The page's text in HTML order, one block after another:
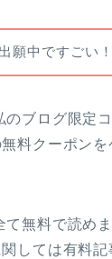
願中ですごい！
のブログ限定
料クーポンを
て無料で読め
関しては有料記